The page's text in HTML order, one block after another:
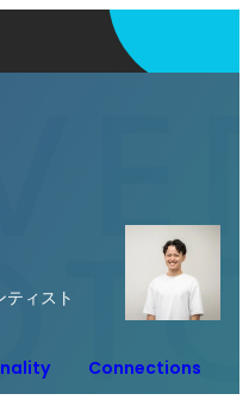
ィスト
Connections